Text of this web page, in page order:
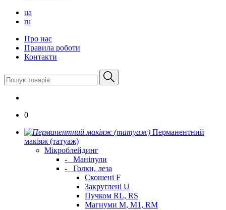
ua
ru
Про нас
Правила роботи
Контакти
0
Перманентний
макіяж (татуаж)
Мікроблейдинг
-
Маніпули
-
Голки, леза
Скошені F
Закруглені U
Пучком RL, RS
Магнуми M, M1, RM